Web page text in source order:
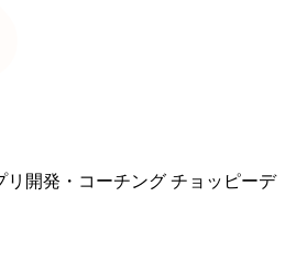
リ開発・コーチング チョッピーデ